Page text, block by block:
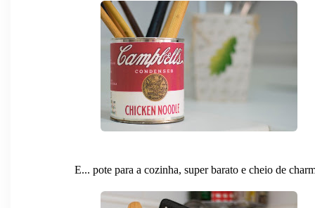
E... pote para a cozinha, super barato e cheio de